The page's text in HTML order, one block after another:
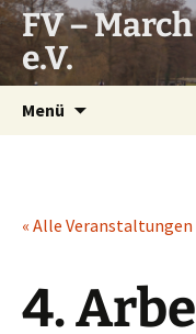
Zum
Inhalt
springen
FV –
e.V.
Menü
« Alle Veranstaltungen
4.